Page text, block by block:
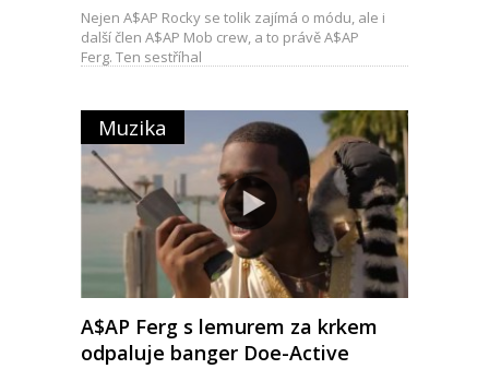
Nejen A$AP Rocky se tolik zajímá o módu, ale i
další člen A$AP Mob crew, a to právě A$AP
Ferg. Ten sestříhal
Muzika
A$AP Ferg s lemurem za krkem
odpaluje banger Doe-Active